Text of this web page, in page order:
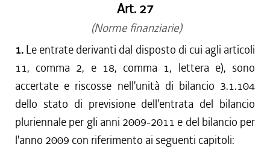
Art. 27
(Norme finanziarie)
1. Le entrate derivanti dal disposto di cui agli articoli
11, comma 2, e 18, comma 1, lettera e), sono
accertate e riscosse nell'unità di bilancio 3.1.104
dello stato di previsione dell'entrata del bilancio
pluriennale per gli anni 2009-2011 e del bilancio per
l'anno 2009 con riferimento ai seguenti capitoli: